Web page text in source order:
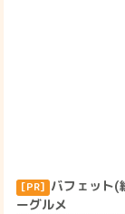
バフェット(
ーグルメ